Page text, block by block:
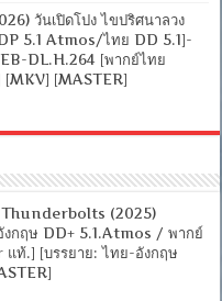
วันเปิดโปง ไขปริศนาลวง
5.1 Atmos/ไทย DD 5.1]-
DL.H.264 [พากย์ไทย
[MKV] [MASTER]
Thunderbolts (2025)
งกฤษ DD+ 5.1.Atmos / พากย์
ท้.] [บรรยาย: ไทย-อังกฤษ